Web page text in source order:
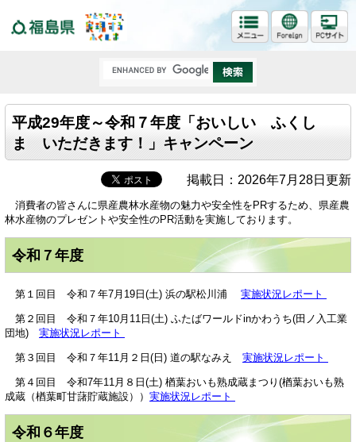
平成29年度～令和７年度「おいしい ふくし
ま いただきます！」キャンペーン
掲載日：2026年7月28日更新
消費者の皆さんに県産農林水産物の魅力や安全性をPRするため、県産農
林水産物のプレゼントや安全性のPR活動を実施しております。
令和７年度
第１回目 令和７年7月19日(土) 浜の駅松川浦 実施状況レポート
第２回目 令和７年10月11日(土) ふたばワールドinかわうち(田ノ入工業
団地) 実施状況レポート
第３回目 令和７年11月２日(日) 道の駅なみえ 実施状況レポート
第４回目 令和7年11月８日(土) 楢葉おいも熟成蔵まつり(楢葉おいも熟
成蔵（楢葉町甘藷貯蔵施設）） 実施状況レポート
令和６年度